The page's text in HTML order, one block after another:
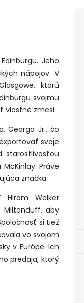
Jeho
nápojov. V
ktorú
svojmu
vlastné zmesi.
Georga Jr., čo
svoje
starostlivosťou
Práve
značka.
Hiram Walker
Miltonduff, aby
si tiež
vo svojom
v Európe. Ich
predaja, ktorý